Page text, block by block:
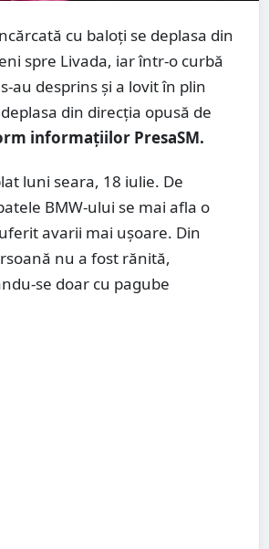
cu baloți se deplasa din
spre Livada, iar într-o curbă
au desprins și a lovit în plin
din direcția opusă de
informațiilor PresaSM.
luni seara, 18 iulie. De
BMW-ului se mai afla o
avarii mai ușoare. Din
nu a fost rănită,
se doar cu pagube